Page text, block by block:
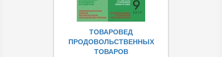
ТОВАРОВЕД
ПРОДОВОЛЬСТВЕННЫХ
ТОВАРОВ